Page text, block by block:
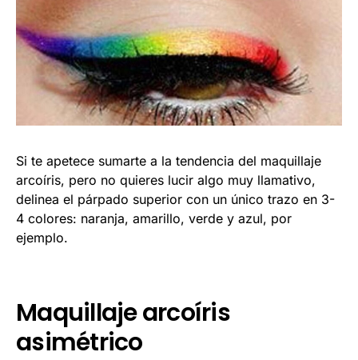
Si te apetece sumarte a la tendencia del maquillaje
arcoíris, pero no quieres lucir algo muy llamativo,
delinea el párpado superior con un único trazo en 3-
4 colores: naranja, amarillo, verde y azul, por
ejemplo.
Maquillaje arcoíris
asimétrico